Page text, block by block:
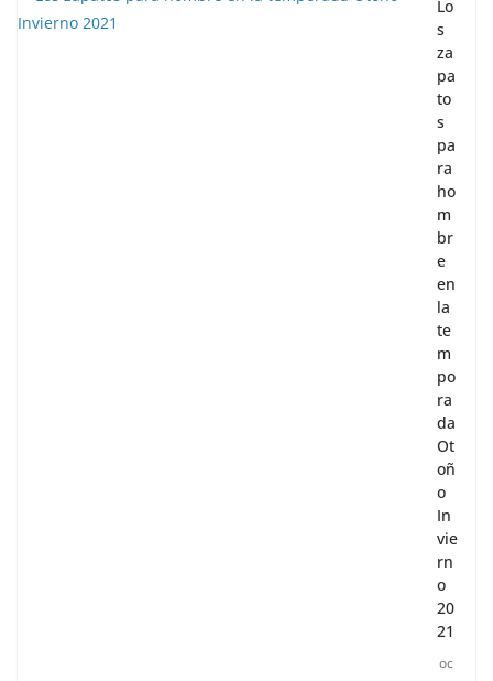
Lo
s
za
pa
to
s
pa
ra
ho
m
br
e
en
la
te
m
po
ra
da
Ot
oñ
o
In
vie
rn
o
20
21
oc